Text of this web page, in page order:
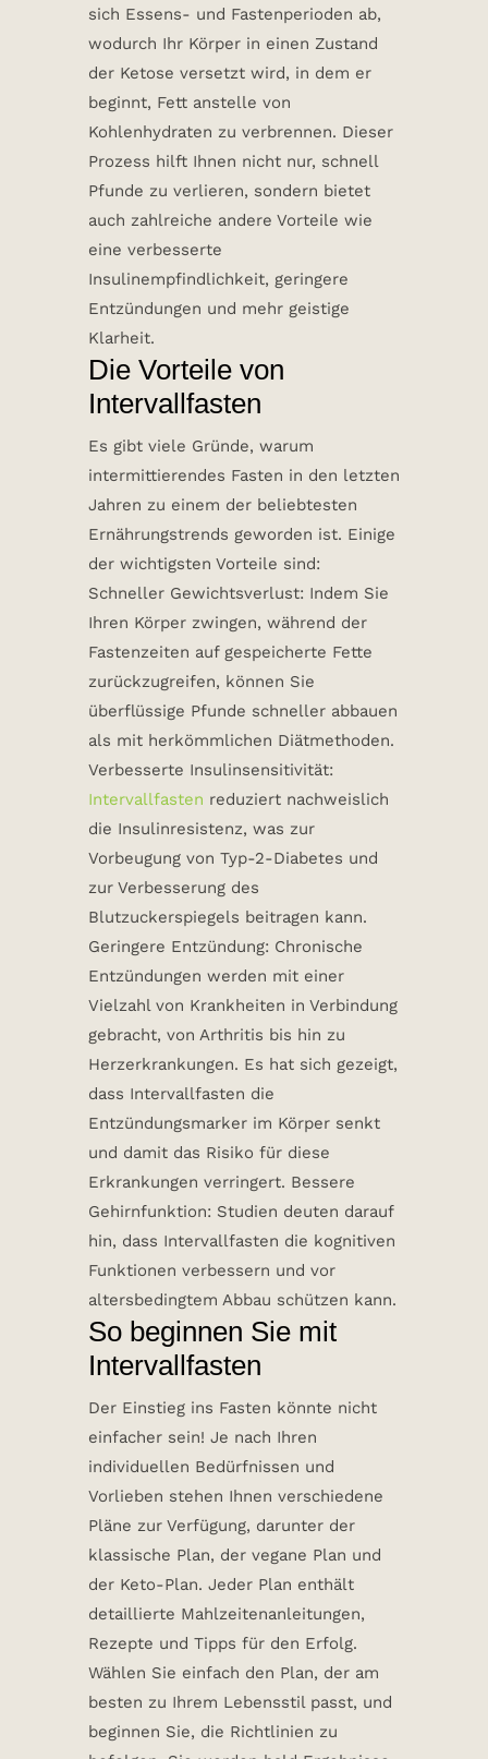
sich Essens- und Fastenperioden ab,
wodurch Ihr Körper in einen Zustand
der Ketose versetzt wird, in dem er
beginnt, Fett anstelle von
Kohlenhydraten zu verbrennen. Dieser
Prozess hilft Ihnen nicht nur, schnell
Pfunde zu verlieren, sondern bietet
auch zahlreiche andere Vorteile wie
eine verbesserte
Insulinempfindlichkeit, geringere
Entzündungen und mehr geistige
Klarheit.
Die Vorteile von
Intervallfasten
Es gibt viele Gründe, warum
intermittierendes Fasten in den letzten
Jahren zu einem der beliebtesten
Ernährungstrends geworden ist. Einige
der wichtigsten Vorteile sind:
Schneller Gewichtsverlust: Indem Sie
Ihren Körper zwingen, während der
Fastenzeiten auf gespeicherte Fette
zurückzugreifen, können Sie
überflüssige Pfunde schneller abbauen
als mit herkömmlichen Diätmethoden.
Verbesserte Insulinsensitivität:
Intervallfasten reduziert nachweislich
die Insulinresistenz, was zur
Vorbeugung von Typ-2-Diabetes und
zur Verbesserung des
Blutzuckerspiegels beitragen kann.
Geringere Entzündung: Chronische
Entzündungen werden mit einer
Vielzahl von Krankheiten in Verbindung
gebracht, von Arthritis bis hin zu
Herzerkrankungen. Es hat sich gezeigt,
dass Intervallfasten die
Entzündungsmarker im Körper senkt
und damit das Risiko für diese
Erkrankungen verringert. Bessere
Gehirnfunktion: Studien deuten darauf
hin, dass Intervallfasten die kognitiven
Funktionen verbessern und vor
altersbedingtem Abbau schützen kann.
So beginnen Sie mit
Intervallfasten
Der Einstieg ins Fasten könnte nicht
einfacher sein! Je nach Ihren
individuellen Bedürfnissen und
Vorlieben stehen Ihnen verschiedene
Pläne zur Verfügung, darunter der
klassische Plan, der vegane Plan und
der Keto-Plan. Jeder Plan enthält
detaillierte Mahlzeitenanleitungen,
Rezepte und Tipps für den Erfolg.
Wählen Sie einfach den Plan, der am
besten zu Ihrem Lebensstil passt, und
beginnen Sie, die Richtlinien zu